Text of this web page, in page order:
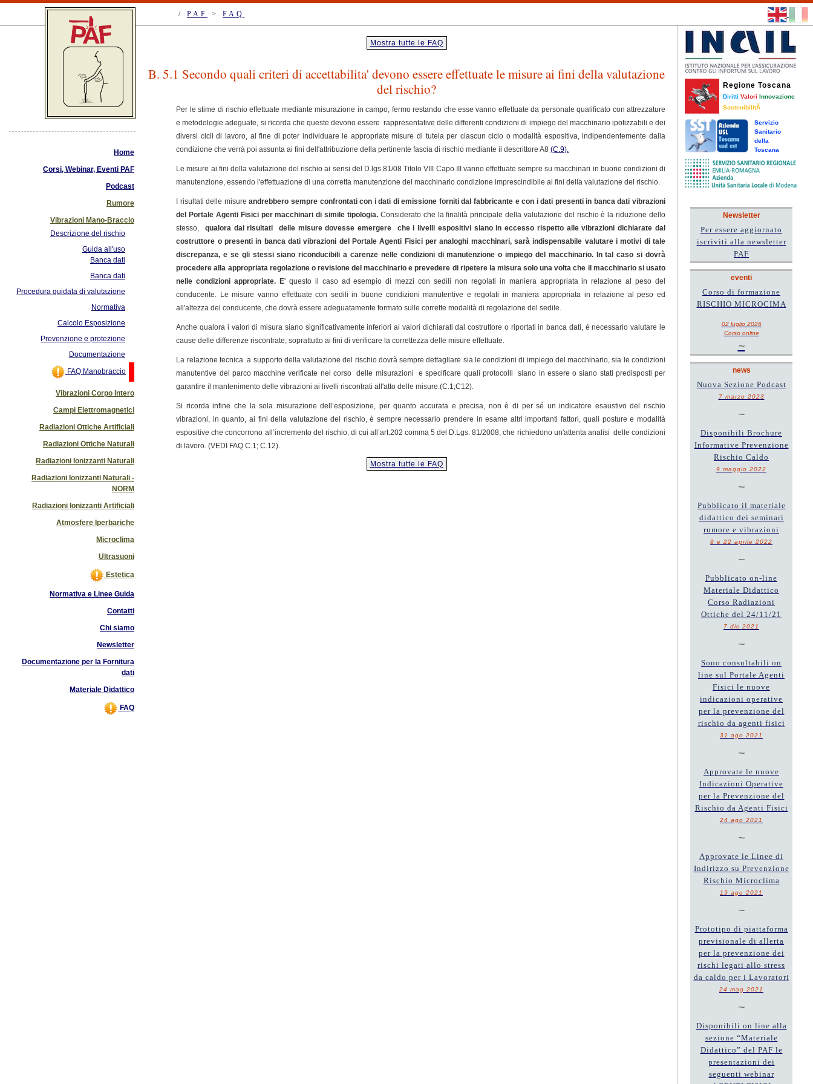
/ PAF > FAQ
Home
Corsi, Webinar, Eventi PAF
Podcast
Rumore
Vibrazioni Mano-Braccio
Descrizione del rischio
Guida all'uso
Banca dati
Banca dati
Procedura guidata di valutazione
Normativa
Calcolo Esposizione
Prevenzione e protezione
Documentazione
FAQ Manobraccio
Vibrazioni Corpo Intero
Campi Elettromagnetici
Radiazioni Ottiche Artificiali
Radiazioni Ottiche Naturali
Radiazioni Ionizzanti Naturali
Radiazioni Ionizzanti Naturali -
NORM
Radiazioni Ionizzanti Artificiali
Atmosfere Iperbariche
Microclima
Ultrasuoni
Estetica
Normativa e Linee Guida
Contatti
Chi siamo
Newsletter
Documentazione per la Fornitura
dati
Materiale Didattico
FAQ
Mostra tutte le FAQ
B. 5.1 Secondo quali criteri di accettabilita' devono essere effettuate le misure ai fini della valutazione
del rischio?
Per le stime di rischio effettuate mediante misurazione in campo, fermo restando che esse vanno effettuate da personale qualificato con attrezzature
e metodologie adeguate, si ricorda che queste devono essere rappresentative delle differenti condizioni di impiego del macchinario ipotizzabili e dei
diversi cicli di lavoro, al fine di poter individuare le appropriate misure di tutela per ciascun ciclo o modalità espositiva, indipendentemente dalla
condizione che verrà poi assunta ai fini dell'attribuzione della pertinente fascia di rischio mediante il descrittore A8(C.9).
Le misure ai fini della valutazione del rischio ai sensi del D.lgs 81/08 Titolo VIII Capo III vanno effettuate sempre su macchinari in buone condizioni di
manutenzione, essendo l'effettuazione di una corretta manutenzione del macchinario condizione imprescindibile ai fini della valutazione del rischio.
I risultati delle misureandrebbero sempre confrontati con i dati di emissione forniti dal fabbricante e con i dati presenti in banca dati vibrazioni
del Portale Agenti Fisici per macchinari di simile tipologia. Considerato che la finalità principale della valutazione del rischio è la riduzione dello
stesso, qualora dai risultati delle misure dovesse emergere che i livelli espositivi siano in eccesso rispetto alle vibrazioni dichiarate dal
costruttore o presenti in banca dati vibrazioni del Portale Agenti Fisici per analoghi macchinari, sarà indispensabile valutare i motivi di tale
discrepanza, e se gli stessi siano riconducibili a carenze nelle condizioni di manutenzione o impiego del macchinario. In tal caso si dovrà
procedere alla appropriata regolazione o revisione del macchinario e prevedere di ripetere la misura solo una volta che il macchinario si usato
nelle condizioni appropriate. E' questo il caso ad esempio di mezzi con sedili non regolati in maniera appropriata in relazione al peso del
conducente. Le misure vanno effettuate con sedili in buone condizioni manutentive e regolati in maniera appropriata in relazione al peso ed
all'altezza del conducente, che dovrà essere adeguatamente formato sulle corrette modalità di regolazione del sedile.
Anche qualora i valori di misura siano significativamente inferiori ai valori dichiarati dal costruttore o riportati in banca dati, è necessario valutare le
cause delle differenze riscontrate, soprattutto ai fini di verificare la correttezza delle misure effettuate.
La relazione tecnica a supporto della valutazione del rischio dovrà sempre dettagliare sia le condizioni di impiego del macchinario, sia le condizioni
manutentive del parco macchine verificate nel corso delle misurazioni e specificare quali protocolli siano in essere o siano stati predisposti per
garantire il mantenimento delle vibrazioni ai livelli riscontrati all'atto delle misure.(C.1;C12).
Si ricorda infine che la sola misurazione dell’esposizione, per quanto accurata e precisa, non è di per sé un indicatore esaustivo del rischio
vibrazioni, in quanto, ai fini della valutazione del rischio, è sempre necessario prendere in esame altri importanti fattori, quali posture e modalità
espositive che concorrono all’incremento del rischio, di cui all’art.202 comma 5 del D.Lgs. 81/2008, che richiedono un'attenta analisi delle condizioni
di lavoro. (VEDI FAQ C.1; C.12).
Mostra tutte le FAQ
Regione Toscana
Diritti Valori Innovazione
SostenibilitÃ
Servizio
Sanitario
della
Toscana
Newsletter
Per essere aggiornato
iscriviti alla newsletter
PAF
eventi
Corso di formazione
RISCHIO MICROCIMA
02 luglio 2026
Corso online
~
news
Nuova Sezione Podcast
7 marzo 2023
~
Disponibili Brochure
Informative Prevenzione
Rischio Caldo
9 maggio 2022
~
Pubblicato il materiale
didattico dei seminari
rumore e vibrazioni
8 e 22 aprile 2022
~
Pubblicato on-line
Materiale Didattico
Corso Radiazioni
Ottiche del 24/11/21
7 dic 2021
~
Sono consultabili on
line sul Portale Agenti
Fisici le nuove
indicazioni operative
per la prevenzione del
rischio da agenti fisici
31 ago 2021
~
Approvate le nuove
Indicazioni Operative
per la Prevenzione del
Rischio da Agenti Fisici
24 ago 2021
~
Approvate le Linee di
Indirizzo su Prevenzione
Rischio Microclima
19 ago 2021
~
Prototipo di piattaforma
previsionale di allerta
per la prevenzione dei
rischi legati allo stress
da caldo per i Lavoratori
24 mag 2021
~
Disponibili on line alla
sezione “Materiale
Didattico” del PAF le
presentazioni dei
seguenti webinar